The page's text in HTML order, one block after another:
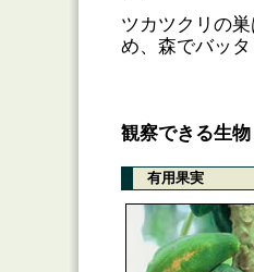
ツカツクリの
め、森でバッ
観察できる生物
有用果実